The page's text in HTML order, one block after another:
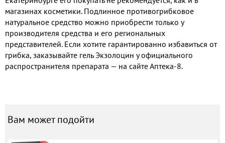
магазинах косметики. Подлинное противогрибковое
натуральное средство можно приобрести только у
производителя средства и его региональных
представителей. Если хотите гарантированно избавиться от
грибка, заказывайте гель Экзолоцин у официального
распространителя препарата — на сайте Аптека-8.
Вам может подойти